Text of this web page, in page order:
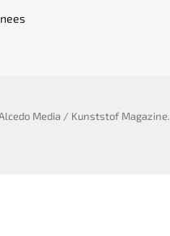
Media / Kunststof Magazine.